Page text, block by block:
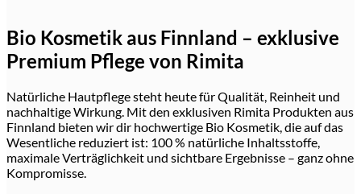
Bio Kosmetik aus Finnland – exklusive
Premium Pflege von Rimita
Natürliche Hautpflege steht heute für Qualität, Reinheit und
nachhaltige Wirkung. Mit den exklusiven Rimita Produkten aus
Finnland bieten wir dir hochwertige Bio Kosmetik, die auf das
Wesentliche reduziert ist: 100 % natürliche Inhaltsstoffe,
maximale Verträglichkeit und sichtbare Ergebnisse – ganz ohne
Kompromisse.